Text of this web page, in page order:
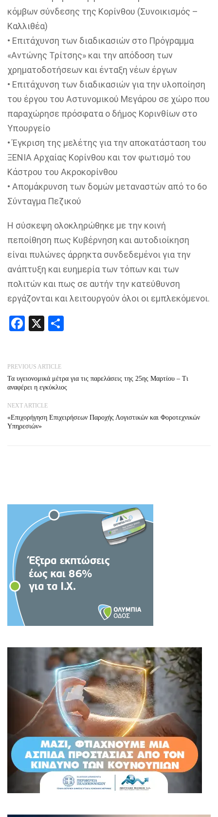
κόμβων σύνδεσης της Κορίνθου (Συνοικισμός –
Καλλιθέα)
• Επιτάχυνση των διαδικασιών στο Πρόγραμμα
«Αντώνης Τρίτσης» και την απόδοση των
χρηματοδοτήσεων και ένταξη νέων έργων
• Επιτάχυνση των διαδικασιών για την υλοποίηση
του έργου του Αστυνομικού Μεγάρου σε χώρο που
παραχώρησε πρόσφατα ο δήμος Κορινθίων στο
Υπουργείο
• Έγκριση της μελέτης για την αποκατάσταση του
ΞΕΝΙΑ Αρχαίας Κορίνθου και τον φωτισμό του
Κάστρου του Ακροκορίνθου
• Απομάκρυνση των δομών μεταναστών από το 6ο
Σύνταγμα Πεζικού
Η σύσκεψη ολοκληρώθηκε με την κοινή
πεποίθηση πως Κυβέρνηση και αυτοδιοίκηση
είναι πυλώνες άρρηκτα συνδεδεμένοι για την
ανάπτυξη και ευημερία των τόπων και των
πολιτών και πως σε αυτήν την κατεύθυνση
εργάζονται και λειτουργούν όλοι οι εμπλεκόμενοι.
Facebook
X
PREVIOUS ARTICLE
Τα υγειονομικά μέτρα για τις παρελάσεις της 25ης Μαρτίου – Τι
αναφέρει η εγκύκλιος
NEXT ARTICLE
«Επιχορήγηση Επιχειρήσεων Παροχής Λογιστικών και Φοροτεχνικών
Υπηρεσιών»